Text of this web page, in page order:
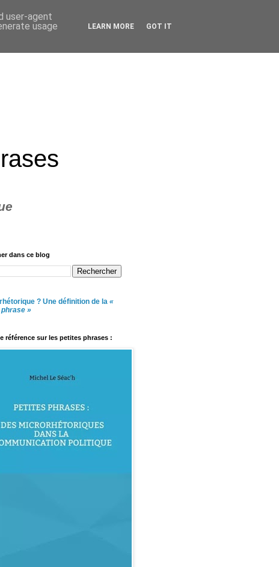
dans ce blog
? Une définition de la «
»
référence sur les petites phrases :
user-agent
usage
LEARN MORE GOT IT